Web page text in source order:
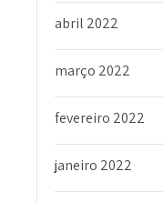
abril 2022
março 2022
fevereiro 2022
janeiro 2022